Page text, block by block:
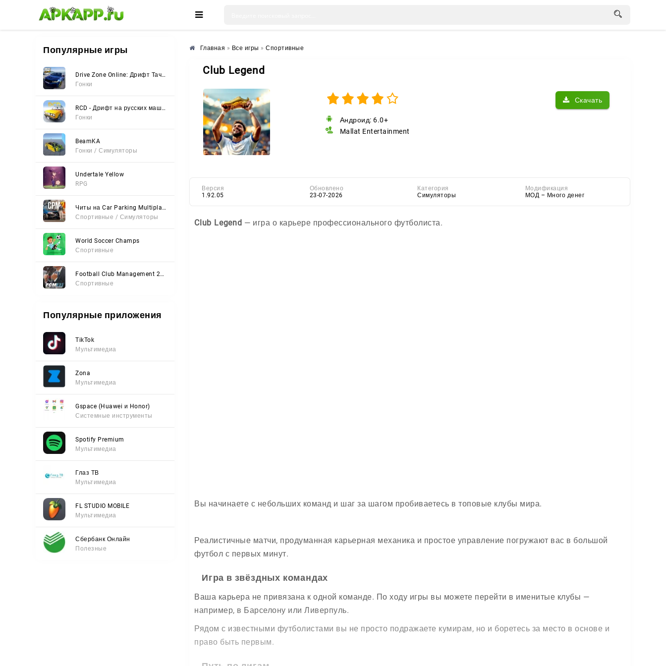
🌸 🌼 🌺
Популярные игры
Drive Zone Online: Дрифт Тачки
Гонки
RCD - Дрифт на русских машинах
Гонки
BeamKA
Гонки / Симуляторы
Undertale Yellow
RPG
Читы на Car Parking Multiplayer 2 (Все открыто, Мод-Меню)
Спортивные / Симуляторы
World Soccer Champs
Спортивные
Football Club Management 2023
Спортивные
Популярные приложения
TikTok
Мультимедиа
Zona
Мультимедиа
Gspace (Huawei и Honor)
Системные инструменты
Spotify Premium
Мультимедиа
Глаз ТВ
Мультимедиа
FL STUDIO MOBILE
Мультимедиа
Сбербанк Онлайн
Полезные
Главная » Все игры » Спортивные
Club Legend
Скачать
Андроид: 6.0+
Mallat Entertainment
Версия
1.92.05
Обновлено
23-07-2026
Категория
Симуляторы
Модификация
МОД – Много денег
Club Legend — игра о карьере профессионального футболиста.
Вы начинаете с небольших команд и шаг за шагом пробиваетесь в топовые клубы мира.
Реалистичные матчи, продуманная карьерная механика и простое управление погружают вас в большой
футбол с первых минут.
Игра в звёздных командах
Ваша карьера не привязана к одной команде. По ходу игры вы можете перейти в именитые клубы —
например, в Барселону или Ливерпуль.
Рядом с известными футболистами вы не просто подражаете кумирам, но и боретесь за место в основе и
право быть первым.